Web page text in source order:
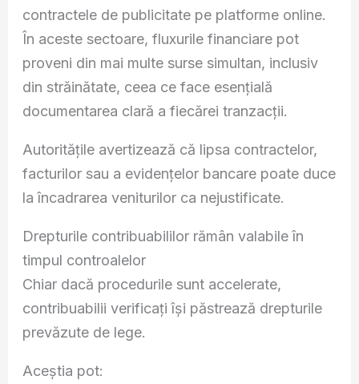
contractele de publicitate pe platforme online.
În aceste sectoare, fluxurile financiare pot
proveni din mai multe surse simultan, inclusiv
din străinătate, ceea ce face esențială
documentarea clară a fiecărei tranzacții.
Autoritățile avertizează că lipsa contractelor,
facturilor sau a evidențelor bancare poate duce
la încadrarea veniturilor ca nejustificate.
Drepturile contribuabililor rămân valabile în
timpul controalelor
Chiar dacă procedurile sunt accelerate,
contribuabilii verificați își păstrează drepturile
prevăzute de lege.
Aceștia pot: